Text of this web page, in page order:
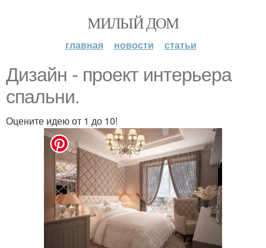
МИЛЫЙ ДОМ
главная новости статьи
Дизайн - проект интерьера
спальни.
Оцените идею от 1 до 10!